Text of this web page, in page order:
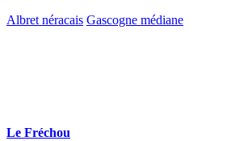
Albret néracais Gascogne médiane
Le Fréchou